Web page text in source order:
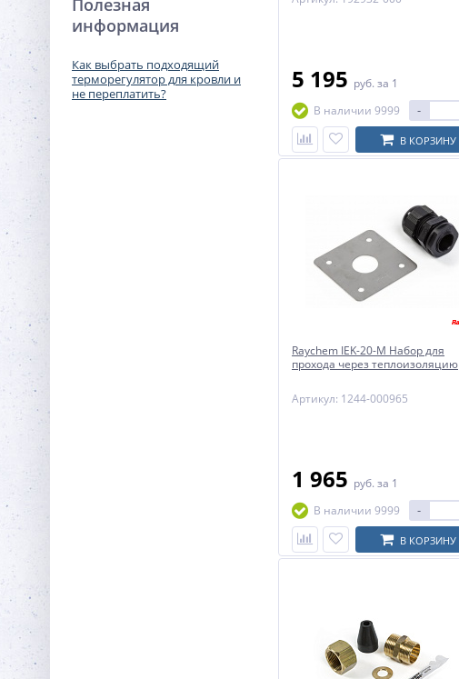
информация
Как выбрать подходящий
терморегулятор для кровли и
не переплатить?
5 195 руб. за 1
В наличии 9999
-
В КОРЗИНУ
Raychem IEK-20-M Набор для
прохода через теплоизоляцию
Артикул: 1244-000965
1 965 руб. за 1
В наличии 9999
-
В КОРЗИНУ